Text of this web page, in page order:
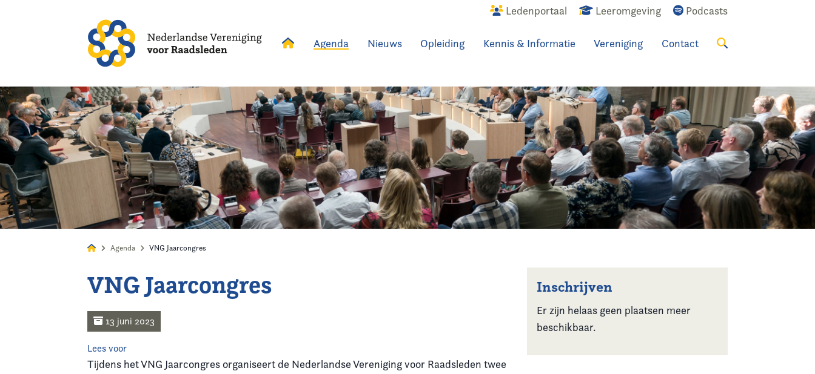
Ledenportaal Leeromgeving Podcasts
Agenda Nieuws Opleiding Kennis & Informatie Vereniging Contact
Alles Nieuws Agenda Raadslid
Agenda VNG Jaarcongres
VNG Jaarcongres
13 juni 2023
Lees voor
Tijdens het VNG Jaarcongres organiseert de Nederlandse Vereniging voor Raadsleden twee
Inschrijven
Er zijn helaas geen plaatsen meer
beschikbaar.